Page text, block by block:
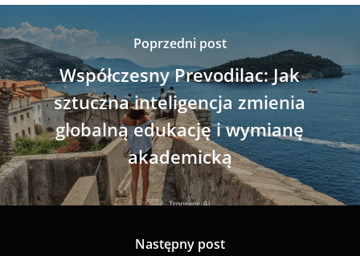
Poprzedni post
Współczesny Prevodilac: Jak
sztuczna inteligencja zmienia
globalną edukację i wymianę
akademicką
Następny post